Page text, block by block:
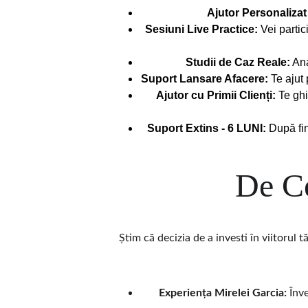
Ajutor Personalizat
Sesiuni Live Practice: Vei
Studii de Caz Reale:
Suport Lansare Afacere: Te ajut
Ajutor cu Primii Clienți: Te
Suport Extins - 6 LUNI: După
De
Știm că decizia de a investi în viitorul
Experiența Mirelei Garcia: